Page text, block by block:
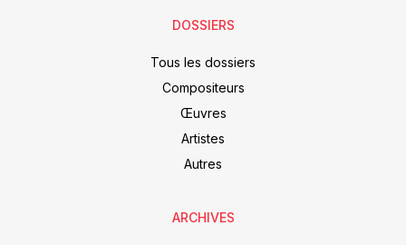
DOSSIERS
Tous les dossiers
Compositeurs
Œuvres
Artistes
Autres
ARCHIVES